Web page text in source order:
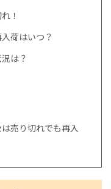
！
荷はいつ？
は？
売り切れでも再入